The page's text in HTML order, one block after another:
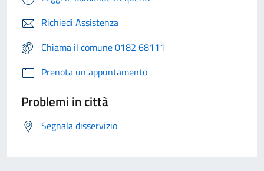
Richiedi Assistenza
Chiama il comune 0182 68111
Prenota un appuntamento
Problemi in città
Segnala disservizio